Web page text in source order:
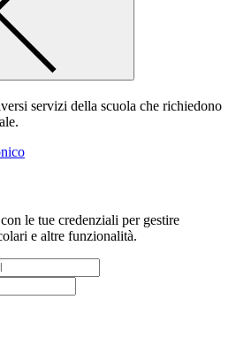
servizi della scuola che richiedono
le tue credenziali per gestire
e altre funzionalità.